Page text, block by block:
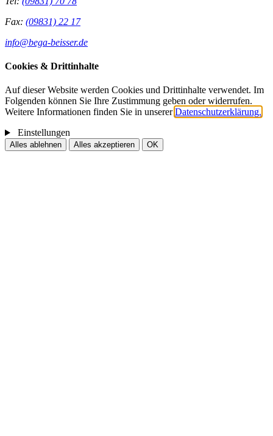
Fax: (09831) 22 17
info@bega-beisser.de
Cookies & Drittinhalte
Auf dieser Website werden Cookies und Drittinhalte verwendet. Im
Folgenden können Sie Ihre Zustimmung geben oder widerrufen.
Weitere Informationen finden Sie in unsererDatenschutzerklärung.
Einstellungen
Alles ablehnen Alles akzeptieren OK